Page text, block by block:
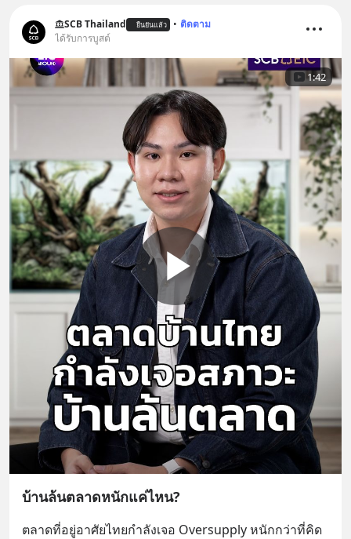
SCB Thailand ยืนยันแล้ว • ติดตาม
ได้รับการบูสต์
1:42
บ้านล้นตลาดหนักแค่ไหน?
ตลาดที่อยู่อาศัยไทยกำลังเจอ Oversupply หนักกว่าที่คิด